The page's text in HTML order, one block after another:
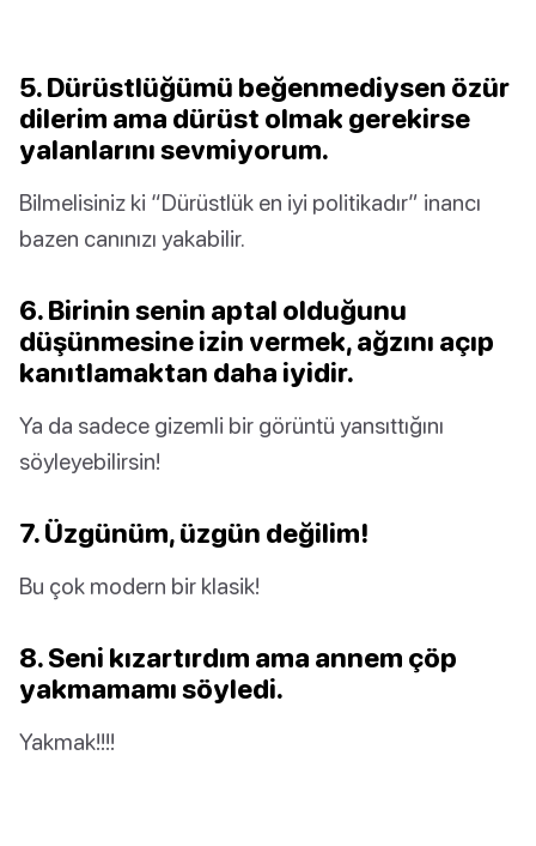
5. Dürüstlüğümü beğenmediysen özür
dilerim ama dürüst olmak gerekirse
yalanlarını sevmiyorum.
Bilmelisiniz ki “Dürüstlük en iyi politikadır” inancı
bazen canınızı yakabilir.
6. Birinin senin aptal olduğunu
düşünmesine izin vermek, ağzını açıp
kanıtlamaktan daha iyidir.
Ya da sadece gizemli bir görüntü yansıttığını
söyleyebilirsin!
7. Üzgünüm, üzgün değilim!
Bu çok modern bir klasik!
8. Seni kızartırdım ama annem çöp
yakmamamı söyledi.
Yakmak!!!!